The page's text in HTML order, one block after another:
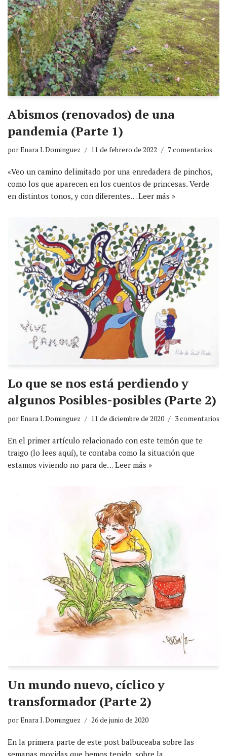
Abismos (renovados) de una
pandemia (Parte 1)
porEnara I. Dominguez 11 de febrero de 2022 7 comentarios
«Veo un camino delimitado por una enredadera de pinchos,
como los que aparecen en los cuentos de princesas. Verde
en distintos tonos, y con diferentes…Leer más »
Lo que se nos está perdiendo y
algunos Posibles-posibles (Parte 2)
porEnara I. Dominguez 11 de diciembre de 2020 3 comentarios
En el primer artículo relacionado con este temón que te
traigo (lo lees aquí), te contaba como la situación que
estamos viviendo no para de…Leer más »
Un mundo nuevo, cíclico y
transformador (Parte 2)
porEnara I. Dominguez 26 de junio de 2020
En la primera parte de este post balbuceaba sobre las
semanas movidas que hemos tenido, sobre la